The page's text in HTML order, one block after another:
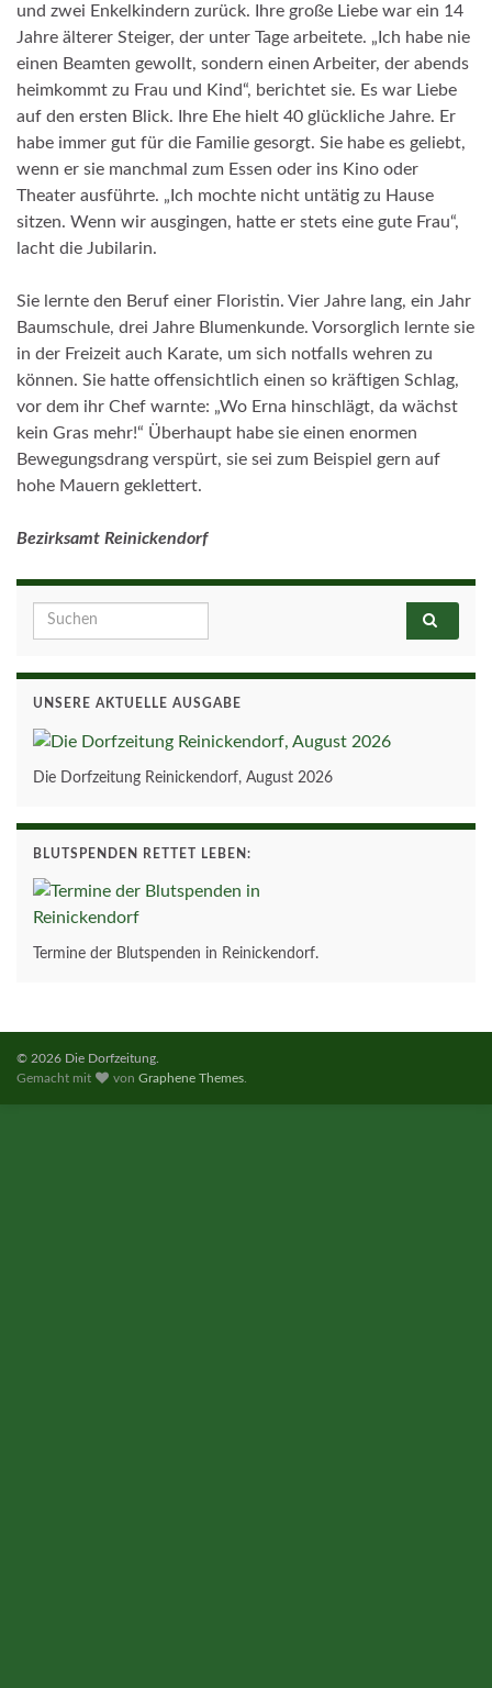
und zwei Enkelkindern zurück. Ihre große Liebe war ein 14
Jahre älterer Steiger, der unter Tage arbeitete. „Ich habe nie
einen Beamten gewollt, sondern einen Arbeiter, der abends
heimkommt zu Frau und Kind“, berichtet sie. Es war Liebe
auf den ersten Blick. Ihre Ehe hielt 40 glückliche Jahre. Er
habe immer gut für die Familie gesorgt. Sie habe es geliebt,
wenn er sie manchmal zum Essen oder ins Kino oder
Theater ausführte. „Ich mochte nicht untätig zu Hause
sitzen. Wenn wir ausgingen, hatte er stets eine gute Frau“,
lacht die Jubilarin.
Sie lernte den Beruf einer Floristin. Vier Jahre lang, ein Jahr
Baumschule, drei Jahre Blumenkunde. Vorsorglich lernte sie
in der Freizeit auch Karate, um sich notfalls wehren zu
können. Sie hatte offensichtlich einen so kräftigen Schlag,
vor dem ihr Chef warnte: „Wo Erna hinschlägt, da wächst
kein Gras mehr!“ Überhaupt habe sie einen enormen
Bewegungsdrang verspürt, sie sei zum Beispiel gern auf
hohe Mauern geklettert.
Bezirksamt Reinickendorf
Search for:
UNSERE AKTUELLE AUSGABE
Die Dorfzeitung Reinickendorf, August 2026
BLUTSPENDEN RETTET LEBEN:
Termine der Blutspenden in Reinickendorf.
© 2026 Die Dorfzeitung.
Gemacht mit
vonGraphene Themes